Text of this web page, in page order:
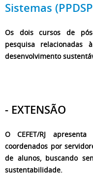
Sistemas
Os dois cursos de
pesquisa relacionadas
desenvolvimento
- EXTENSÃO
O CEFET/RJ
coordenados por
de alunos, buscando
sustentabilidade.